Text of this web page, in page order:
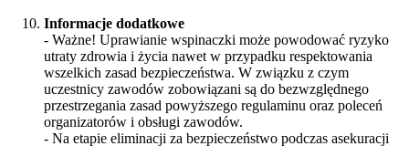
Informacje dodatkowe
- Ważne! Uprawianie wspinaczki może powodować ryzyko
utraty zdrowia i życia nawet w przypadku respektowania
wszelkich zasad bezpieczeństwa. W związku z czym
uczestnicy zawodów zobowiązani są do bezwzględnego
przestrzegania zasad powyższego regulaminu oraz poleceń
organizatorów i obsługi zawodów.
- Na etapie eliminacji za bezpieczeństwo podczas asekuracji